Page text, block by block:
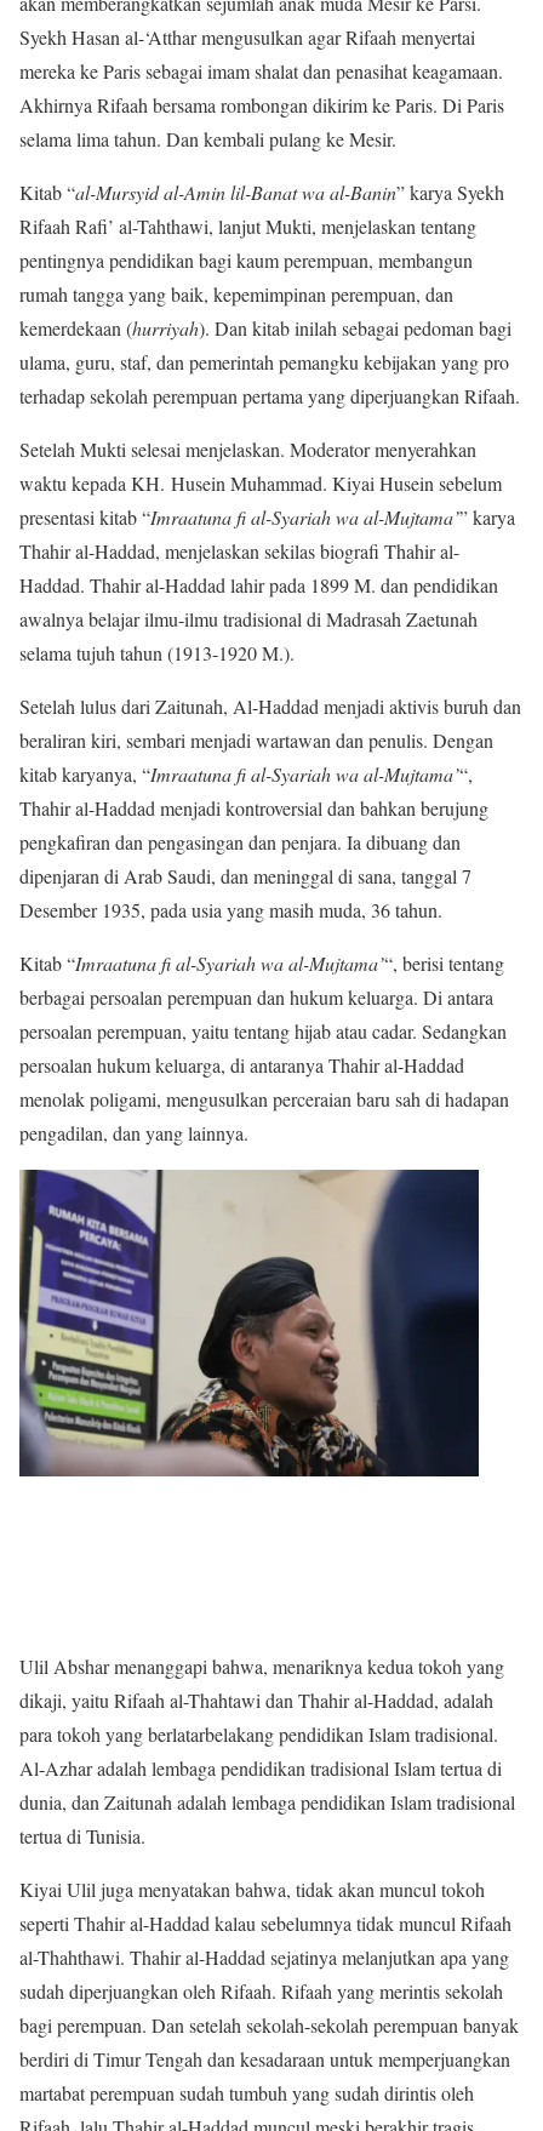
Syekh Hasan al-‘Atthar mengusulkan agar Rifaah menyertai
mereka ke Paris sebagai imam shalat dan penasihat keagamaan.
Akhirnya Rifaah bersama rombongan dikirim ke Paris. Di Paris
selama lima tahun. Dan kembali pulang ke Mesir.
Kitab “al-Mursyid al-Amin lil-Banat wa al-Banin” karya Syekh
Rifaah Rafi’ al-Tahthawi, lanjut Mukti, menjelaskan tentang
pentingnya pendidikan bagi kaum perempuan, membangun
rumah tangga yang baik, kepemimpinan perempuan, dan
kemerdekaan (hurriyah). Dan kitab inilah sebagai pedoman bagi
ulama, guru, staf, dan pemerintah pemangku kebijakan yang pro
terhadap sekolah perempuan pertama yang diperjuangkan Rifaah.
Setelah Mukti selesai menjelaskan. Moderator menyerahkan
waktu kepada KH. Husein Muhammad. Kiyai Husein sebelum
presentasi kitab “Imraatuna fi al-Syariah wa al-Mujtama’” karya
Thahir al-Haddad, menjelaskan sekilas biografi Thahir al-
Haddad. Thahir al-Haddad lahir pada 1899 M. dan pendidikan
awalnya belajar ilmu-ilmu tradisional di Madrasah Zaetunah
selama tujuh tahun (1913-1920 M.).
Setelah lulus dari Zaitunah, Al-Haddad menjadi aktivis buruh dan
beraliran kiri, sembari menjadi wartawan dan penulis. Dengan
kitab karyanya, “Imraatuna fi al-Syariah wa al-Mujtama’“,
Thahir al-Haddad menjadi kontroversial dan bahkan berujung
pengkafiran dan pengasingan dan penjara. Ia dibuang dan
dipenjaran di Arab Saudi, dan meninggal di sana, tanggal 7
Desember 1935, pada usia yang masih muda, 36 tahun.
Kitab “Imraatuna fi al-Syariah wa al-Mujtama’“, berisi tentang
berbagai persoalan perempuan dan hukum keluarga. Di antara
persoalan perempuan, yaitu tentang hijab atau cadar. Sedangkan
persoalan hukum keluarga, di antaranya Thahir al-Haddad
menolak poligami, mengusulkan perceraian baru sah di hadapan
pengadilan, dan yang lainnya.
Ulil Abshar menanggapi bahwa, menariknya kedua tokoh yang
dikaji, yaitu Rifaah al-Thahtawi dan Thahir al-Haddad, adalah
para tokoh yang berlatarbelakang pendidikan Islam tradisional.
Al-Azhar adalah lembaga pendidikan tradisional Islam tertua di
dunia, dan Zaitunah adalah lembaga pendidikan Islam tradisional
tertua di Tunisia.
Kiyai Ulil juga menyatakan bahwa, tidak akan muncul tokoh
seperti Thahir al-Haddad kalau sebelumnya tidak muncul Rifaah
al-Thahthawi. Thahir al-Haddad sejatinya melanjutkan apa yang
sudah diperjuangkan oleh Rifaah. Rifaah yang merintis sekolah
bagi perempuan. Dan setelah sekolah-sekolah perempuan banyak
berdiri di Timur Tengah dan kesadaraan untuk memperjuangkan
martabat perempuan sudah tumbuh yang sudah dirintis oleh